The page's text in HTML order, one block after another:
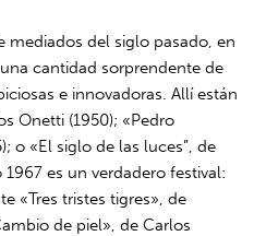
mediados del siglo pasado, en
cantidad sorprendente de
e innovadoras. Allí están
Onetti (1950); «Pedro
o «El siglo de las luces”, de
es un verdadero festival:
«Tres tristes tigres», de
de piel», de Carlos